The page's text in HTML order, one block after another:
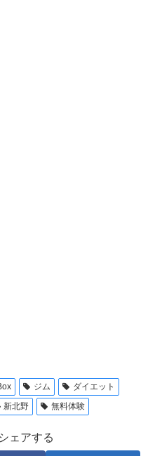
ジム
ダイエット
新北野 無料体験
ェアする